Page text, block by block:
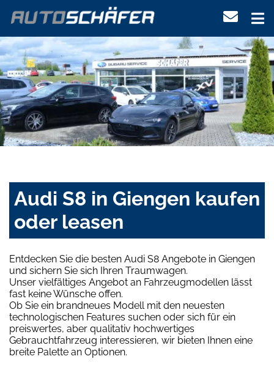
Audi S8 in Giengen kaufen
oder leasen
Entdecken Sie die besten Audi S8 Angebote in Giengen
und sichern Sie sich Ihren Traumwagen.
Unser vielfältiges Angebot an Fahrzeugmodellen lässt
fast keine Wünsche offen.
Ob Sie ein brandneues Modell mit den neuesten
technologischen Features suchen oder sich für ein
preiswertes, aber qualitativ hochwertiges
Gebrauchtfahrzeug interessieren, wir bieten Ihnen eine
breite Palette an Optionen.